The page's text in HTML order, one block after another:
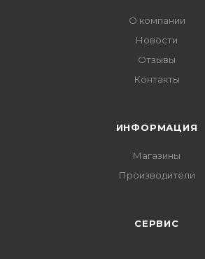
О компании
Новости
Отзывы
Контакты
ИНФОРМАЦИЯ
Магазины
Производители
СЕРВИС